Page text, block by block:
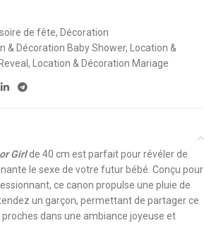
de fête, Décoration
& Décoration Baby Shower, Location &
, Location & Décoration Mariage
Girl de 40 cm est parfait pour révéler de
le sexe de votre futur bébé. Conçu pour
ce canon propulse une pluie de
un garçon, permettant de partager ce
dans une ambiance joyeuse et